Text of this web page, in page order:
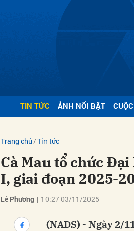
TIN TỨC ẢNH NỔI BẬT
Trang chủ Tin tức
Cà Mau tổ chức
I, giai đoạn 2025-
Lê Phương | 10:27 03/11/2025
(NADS) - Ngày 2/